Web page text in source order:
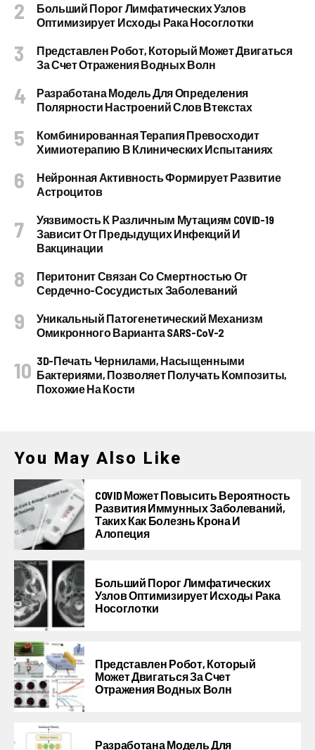
Больший Порог Лимфатических Узлов
Оптимизирует Исходы Рака Носоглотки
Представлен Робот, Который Может Двигаться
За Счет Отражения Водных Волн
Разработана Модель Для Определения
Полярности Настроений Слов Втекстах
Комбинированная Терапия Превосходит
Химиотерапию В Клинических Испытаниях
Нейронная Активность Формирует Развитие
Астроцитов
Уязвимость К Различным Мутациям COVID-19
Зависит От Предыдущих Инфекций И
Вакцинации
Перитонит Связан Со Смертностью От
Сердечно-Сосудистых Заболеваний
Уникальный Патогенетический Механизм
Омикронного Варианта SARS-CoV-2
3D-Печать Чернилами, Насыщенными
Бактериями, Позволяет Получать Композиты,
Похожие На Кости
You May Also Like
COVID Может Повысить Вероятность
Развития Иммунных Заболеваний,
Таких Как Болезнь Крона И
Алопеция
Больший Порог Лимфатических
Узлов Оптимизирует Исходы Рака
Носоглотки
Представлен Робот, Который
Может Двигаться За Счет
Отражения Водных Волн
Разработана Модель Для